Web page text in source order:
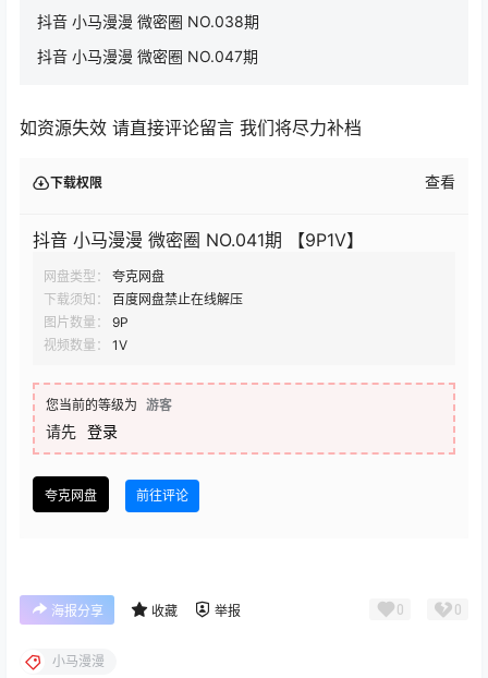
抖音 小马漫漫 微密圈 NO.038期
抖音 小马漫漫 微密圈 NO.047期
如资源失效 请直接评论留言 我们将尽力补档
下载权限 查看
抖音 小马漫漫 微密圈 NO.041期 【9P1V】
网盘类型：
夸克网盘
下载须知：
百度网盘禁止在线解压
图片数量：
9P
视频数量：
1V
您当前的等级为 游客
请先 登录
夸克网盘 前往评论
海报分享 收藏 举报 0 0
小马漫漫